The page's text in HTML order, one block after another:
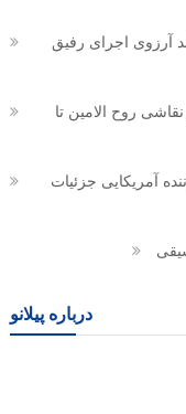
آرزوی اجرای رفیق
روح الامین تا
آمریکایی جزئیات
درباره پیلانو